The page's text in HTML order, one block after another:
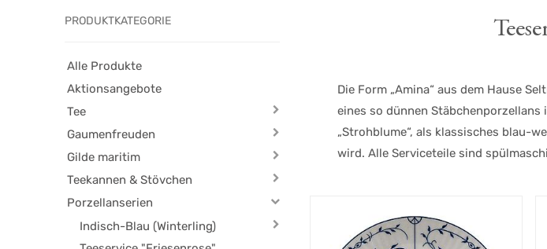
PRODUKTKATEGORIE
Alle Produkte
Aktionsangebote
Tee
Gaumenfreuden
Gilde maritim
Teekannen & Stövchen
Porzellanserien
Indisch-Blau (Winterling)
Die Form „Amina“ aus dem Hause
eines so dünnen
„Strohblume“, als klassisches blau-
wird. Alle Serviceteile sind